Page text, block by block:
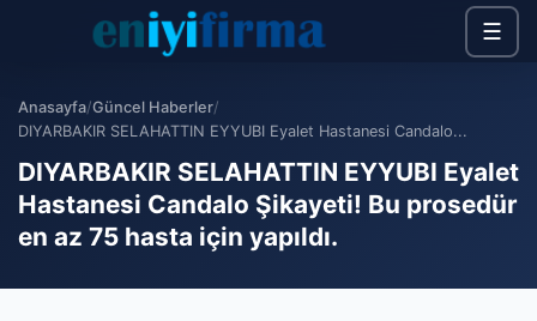
☰
Anasayfa/Güncel Haberler/
DIYARBAKIR SELAHATTIN EYYUBI Eyalet Hastanesi Candalo...
DIYARBAKIR SELAHATTIN EYYUBI Eyalet
Hastanesi Candalo Şikayeti! Bu prosedür
en az 75 hasta için yapıldı.